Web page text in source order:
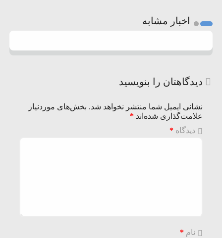
اخبار مشابه
دیدگاهتان را بنویسید
نشانی ایمیل شما منتشر نخواهد شد. بخش‌های موردنیاز
علامت‌گذاری شده‌اند *
دیدگاه *
نام *